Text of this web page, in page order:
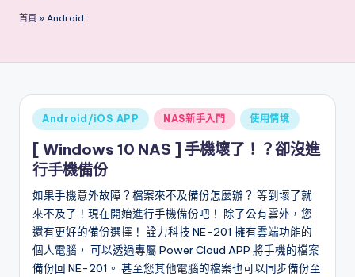
N
2
0
B
o
g
首頁 » Android
Posted
in
Android/iOS APP NAS新手入門 使用情境
[ Windows 10 NAS ] 手機壞了！？卻沒進
行手機備份
如果手機意外故障？檔案來不及備份怎麼辦？ 等到壞了就
來不及了！現在開始進行手機備份吧！ 除了公有雲外，您
還有更好的備份選擇！ 詮力科技 NE-201 擁有雲端功能的
個人電腦， 可以透過專屬 Power Cloud APP 將手機的檔案
備份回 NE-201。 甚至您其他電腦的檔案也可以同步備份至